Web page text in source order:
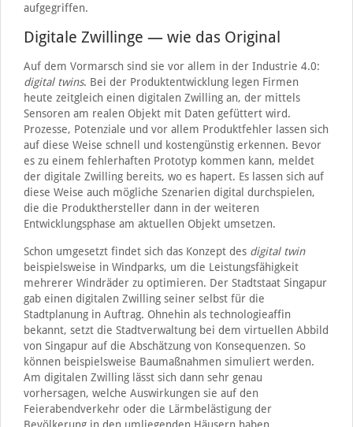
aufgegriffen.
Digitale Zwillinge — wie das Original
Auf dem Vormarsch sind sie vor allem in der Industrie 4.0:
digital twins. Bei der Produktentwicklung legen Firmen
heute zeitgleich einen digitalen Zwilling an, der mittels
Sensoren am realen Objekt mit Daten gefüttert wird.
Prozesse, Potenziale und vor allem Produktfehler lassen sich
auf diese Weise schnell und kostengünstig erkennen. Bevor
es zu einem fehlerhaften Prototyp kommen kann, meldet
der digitale Zwilling bereits, wo es hapert. Es lassen sich auf
diese Weise auch mögliche Szenarien digital durchspielen,
die die Produkthersteller dann in der weiteren
Entwicklungsphase am aktuellen Objekt umsetzen.
Schon umgesetzt findet sich das Konzept des digital twin
beispielsweise in Windparks, um die Leistungsfähigkeit
mehrerer Windräder zu optimieren. Der Stadtstaat Singapur
gab einen digitalen Zwilling seiner selbst für die
Stadtplanung in Auftrag. Ohnehin als technologieaffin
bekannt, setzt die Stadtverwaltung bei dem virtuellen Abbild
von Singapur auf die Abschätzung von Konsequenzen. So
können beispielsweise Baumaßnahmen simuliert werden.
Am digitalen Zwilling lässt sich dann sehr genau
vorhersagen, welche Auswirkungen sie auf den
Feierabendverkehr oder die Lärmbelästigung der
Bevölkerung in den umliegenden Häusern haben.